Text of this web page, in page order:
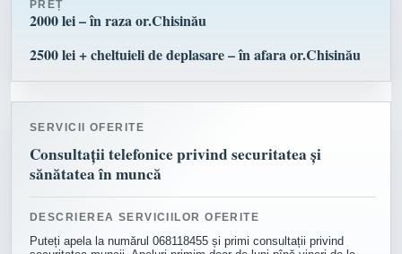
PREȚ
2000 lei – în raza or.Chisinău
2500 lei + cheltuieli de deplasare – în afara or.Chisinău
SERVICII OFERITE
Consultații telefonice privind securitatea și
sănătatea în muncă
DESCRIEREA SERVICIILOR OFERITE
Puteți apela la numărul 068118455 și primi consultații privind